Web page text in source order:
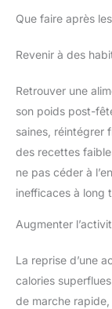
Que faire après
Revenir à des
Retrouver une
son poids post-
saines, réintégrer
des recettes
ne pas céder à
inefficaces à long
Augmenter
La reprise d’une
calories
de marche